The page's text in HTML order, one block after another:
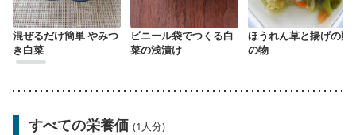
混ぜるだけ簡単 やみつ
き白菜
ビニール袋でつくる白
菜の浅漬け
ほうれん草と揚げの酢
の物
すべての栄養価 (1人分)